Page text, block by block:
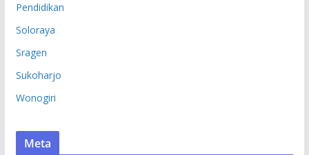
Pendidikan
Soloraya
Sragen
Sukoharjo
Wonogiri
Meta